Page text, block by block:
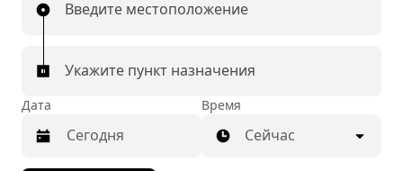
Введите местоположение
Укажите пункт назначения
Дата Время
Сейчас